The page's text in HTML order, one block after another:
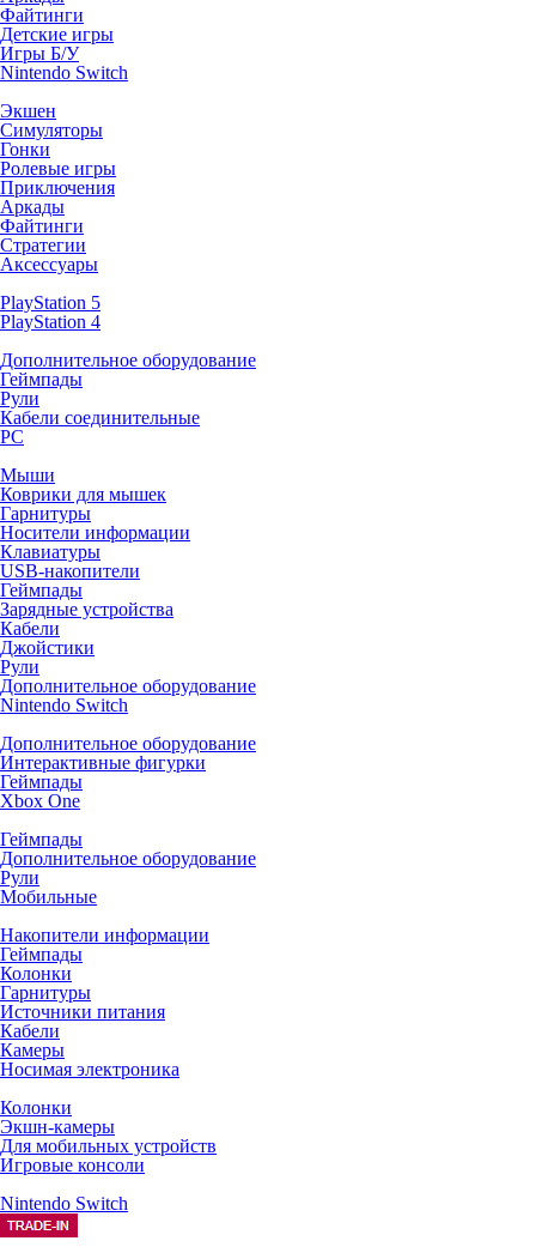
Файтинги
Детские игры
Игры Б/У
Nintendo Switch
Экшен
Симуляторы
Гонки
Ролевые игры
Приключения
Аркады
Файтинги
Стратегии
Аксессуары
PlayStation 5
PlayStation 4
Дополнительное оборудование
Геймпады
Рули
Кабели соединительные
PC
Мыши
Коврики для мышек
Гарнитуры
Носители информации
Клавиатуры
USB-накопители
Геймпады
Зарядные устройства
Кабели
Джойстики
Рули
Дополнительное оборудование
Nintendo Switch
Дополнительное оборудование
Интерактивные фигурки
Геймпады
Xbox One
Геймпады
Дополнительное оборудование
Рули
Мобильные
Накопители информации
Геймпады
Колонки
Гарнитуры
Источники питания
Кабели
Камеры
Носимая электроника
Колонки
Экшн-камеры
Для мобильных устройств
Игровые консоли
Nintendo Switch